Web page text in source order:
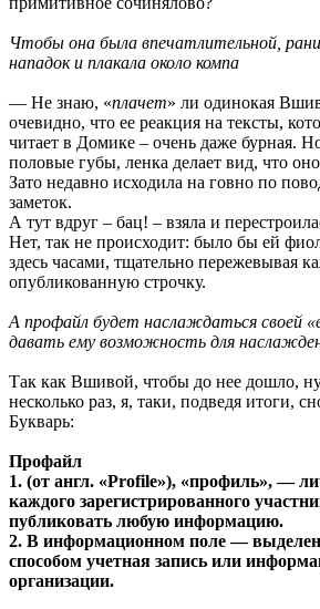
Чтобы она была впечатлительной,
нападок и плакала около компа
— Не знаю, «плачет» ли одинокая
очевидно, что ее реакция на тексты,
читает в Домике – очень даже бурная.
половые губы, ленка делает вид, что оно
Зато недавно исходила на говно по
заметок.
А тут вдруг – бац! – взяла и
Нет, так не происходит: было бы ей
здесь часами, тщательно пережевывая
опубликованную строчку.
А профайл будет наслаждаться своей
давать ему возможность для
Так как Вшивой, чтобы до нее дошло,
несколько раз, я, таки, подведя итоги,
Букварь:
Профайл
1. (от англ. «Profile»), «профиль», —
каждого зарегистрированного
публиковать любую информацию.
2. В информационном поле —
способом учетная запись или
организации.